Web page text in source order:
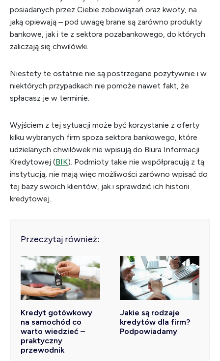
posiadanych przez Ciebie zobowiązań oraz kwoty, na
jaką opiewają – pod uwagę brane są zarówno produkty
bankowe, jak i te z sektora pozabankowego, do których
zaliczają się chwilówki.
Niestety te ostatnie nie są postrzegane pozytywnie i w
niektórych przypadkach nie pomoże nawet fakt, że
spłacasz je w terminie.
Wyjściem z tej sytuacji może być korzystanie z oferty
kilku wybranych firm spoza sektora bankowego, które
udzielanych chwilówek nie wpisują do Biura Informacji
Kredytowej (BIK). Podmioty takie nie współpracują z tą
instytucją, nie mają więc możliwości zarówno wpisać do
tej bazy swoich klientów, jak i sprawdzić ich historii
kredytowej.
Przeczytaj również:
Kredyt gotówkowy
na samochód co
warto wiedzieć –
praktyczny
przewodnik
Jakie są rodzaje
kredytów dla firm?
Podpowiadamy